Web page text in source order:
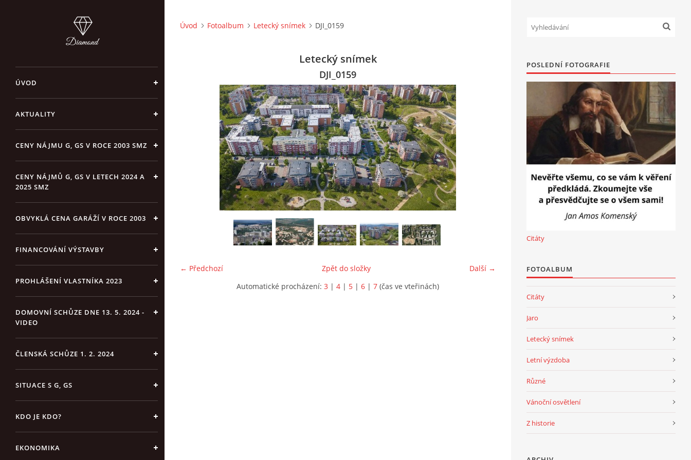
ÚVOD
AKTUALITY
CENY NÁJMU G, GS V ROCE 2003 SMZ
CENY NÁJMŮ G, GS V LETECH 2024 A
2025 SMZ
OBVYKLÁ CENA GARÁŽÍ V ROCE 2003
FINANCOVÁNÍ VÝSTAVBY
PROHLÁŠENÍ VLASTNÍKA 2023
DOMOVNÍ SCHŮZE DNE 13. 5. 2024 -
VIDEO
ČLENSKÁ SCHŮZE 1. 2. 2024
SITUACE S G, GS
KDO JE KDO?
EKONOMIKA
Úvod Fotoalbum Letecký snímek DJI_0159
Letecký snímek
DJI_0159
← Předchozí Další →
Zpět do složky
Automatické procházení: 3 | 4 | 5 | 6 | 7 (čas ve vteřinách)
POSLEDNÍ FOTOGRAFIE
Citáty
FOTOALBUM
Citáty
Jaro
Letecký snímek
Letní výzdoba
Různé
Vánoční osvětlení
Z historie